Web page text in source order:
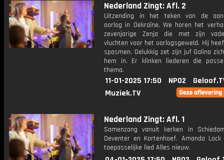
Nederland Zingt: Afl. 2
Uitzending in het teken van de
oorlog in Oekraïne. We horen het
zevenjarige Zenja die met zijn
vluchten voor het oorlogsgeweld. Hij
spasmen. Gelukkig zet zijn juf Galina
hem in. Er klinken liederen die
thema.
11-01-2025 17:50 NPO2
Muziek.TV
Nederland Zingt: Afl. 1
Samenzang vanuit kerken in
Deventer en Kortenhoef. Amanda
toepasselijke lied Alles nieuw.